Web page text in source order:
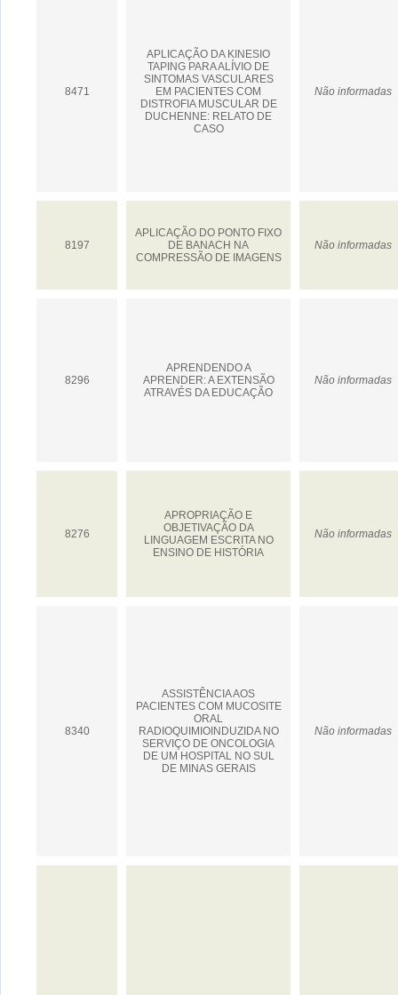
8471
APLICAÇÃO DA KINESIO
TAPING PARA ALÍVIO DE
SINTOMAS VASCULARES
EM PACIENTES COM
DISTROFIA MUSCULAR DE
DUCHENNE: RELATO DE
CASO
Não informadas
8197
APLICAÇÃO DO PONTO FIXO
DE BANACH NA
COMPRESSÃO DE IMAGENS
Não informadas
8296
APRENDENDO A
APRENDER: A EXTENSÃO
ATRAVÉS DA EDUCAÇÃO
Não informadas
8276
APROPRIAÇÃO E
OBJETIVAÇÃO DA
LINGUAGEM ESCRITA NO
ENSINO DE HISTÓRIA
Não informadas
8340
ASSISTÊNCIA AOS
PACIENTES COM MUCOSITE
ORAL
RADIOQUIMIOINDUZIDA NO
SERVIÇO DE ONCOLOGIA
DE UM HOSPITAL NO SUL
DE MINAS GERAIS
Não informadas